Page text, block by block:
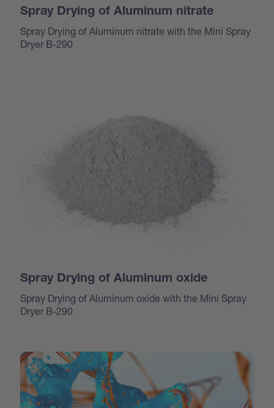
Spray Drying of Aluminum nitrate
Spray Drying of Aluminum nitrate with the Mini Spray
Dryer B-290
Spray Drying of Aluminum oxide
Spray Drying of Aluminum oxide with the Mini Spray
Dryer B-290